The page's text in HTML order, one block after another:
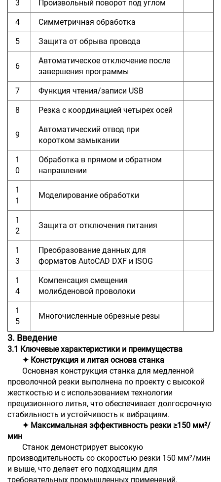
3 Произвольный поворот под углом
4 Симметричная обработка
5 Защита от обрыва провода
6
Автоматическое отключение после
завершения программы
7 Функция чтения/записи USB
8 Резка с координацией четырех осей
9
Автоматический отвод при
коротком замыкании
1
0
Обработка в прямом и обратном
направлении
1
1
Моделирование обработки
1
2
Защита от отключения питания
1
3
Преобразование данных для
форматов AutoCAD DXF и ISOG
1
4
Компенсация смещения
молибденовой проволоки
1
5
Многочисленные обрезные резы
3. Введение
3.1 Ключевые характеристики и преимущества
✦ Конструкция и литая основа станка
Основная конструкция станка для медленной
проволочной резки выполнена по проекту с высокой
жесткостью и с использованием технологии
прецизионного литья, что обеспечивает долгосрочную
стабильность и устойчивость к вибрациям.
✦ Максимальная эффективность резки ≥150 мм²/
мин
Станок демонстрирует высокую
производительность со скоростью резки 150 мм²/мин
и выше, что делает его подходящим для
требовательных промышленных применений.